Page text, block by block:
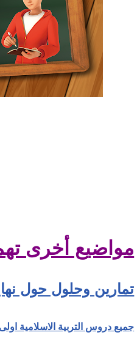
مواضيع أخرى
تمارين وحلول حول
جميع دروس التربية الاسلامية اولى